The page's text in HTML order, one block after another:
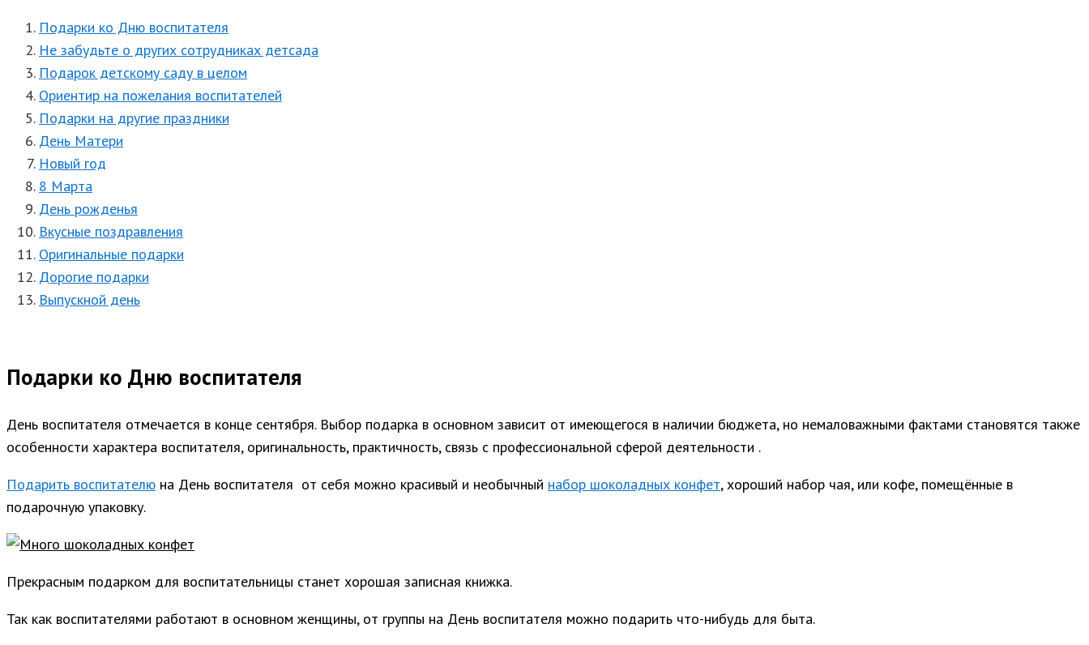
Подарки ко Дню воспитателя
Не забудьте о других сотрудниках детсада
Подарок детскому саду в целом
Ориентир на пожелания воспитателей
Подарки на другие праздники
День Матери
Новый год
8 Марта
День рожденья
Вкусные поздравления
Оригинальные подарки
Дорогие подарки
Выпускной день
Подарки ко Дню воспитателя
День воспитателя отмечается в конце сентября. Выбор подарка в основном зависит от имеющегося в наличии бюджета, но немаловажными фактами становятся также
особенности характера воспитателя, оригинальность, практичность, связь с профессиональной сферой деятельности .
Подарить воспитателю на День воспитателя от себя можно красивый и необычный набор шоколадных конфет, хороший набор чая, или кофе, помещённые в
подарочную упаковку.
Прекрасным подарком для воспитательницы станет хорошая записная книжка.
Так как воспитателями работают в основном женщины, от группы на День воспитателя можно подарить что-нибудь для быта.